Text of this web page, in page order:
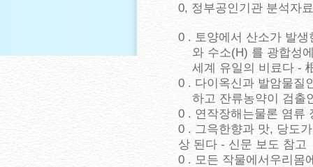
0, 정부공인기관 분석자
0 . 토양에서 산소가 발
와 수소(H) 를 광합성
세계 유일의 비료다 -
0 . 다이옥신과 발암물질
하고 잔류농약이 검출
0 . 연작장해는물론 염류
0 . 그윽한향과 맛, 당도
상 된다 - 신문 보도 참고
0 . 모든 작물에서우리몸